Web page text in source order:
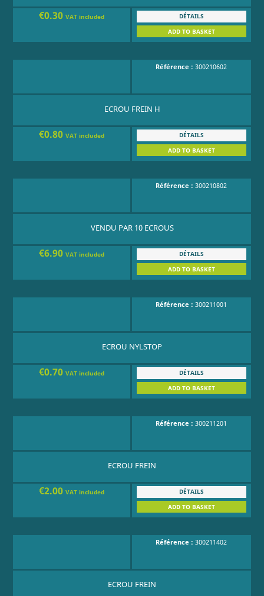
€0.30VAT included
DÉTAILS
ADD TO BASKET
Référence :300210602
ECROU FREIN H
€0.80VAT included
DÉTAILS
ADD TO BASKET
Référence :300210802
VENDU PAR 10 ECROUS
€6.90VAT included
DÉTAILS
ADD TO BASKET
Référence :300211001
ECROU NYLSTOP
€0.70VAT included
DÉTAILS
ADD TO BASKET
Référence :300211201
ECROU FREIN
€2.00VAT included
DÉTAILS
ADD TO BASKET
Référence :300211402
ECROU FREIN